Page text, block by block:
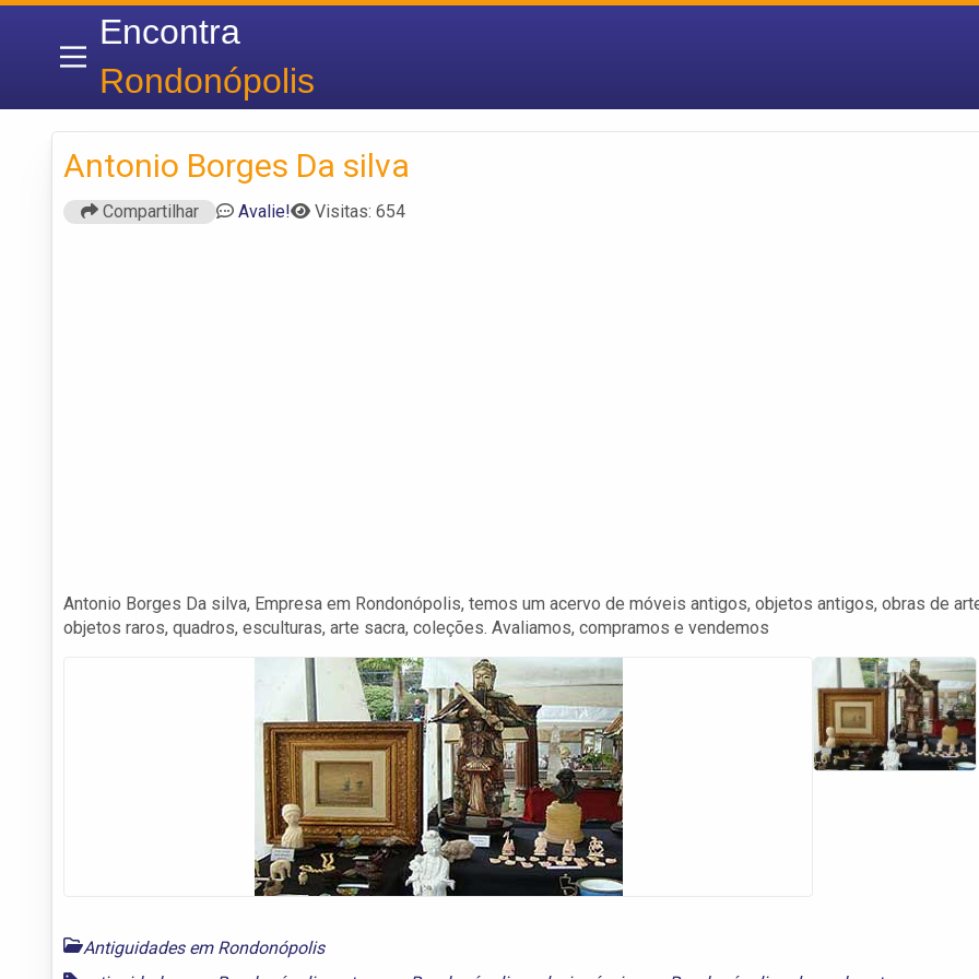
Encontra
Rondonópolis
Antonio Borges Da silva
Compartilhar Avalie! Visitas: 654
Antonio Borges Da silva, Empresa em Rondonópolis, temos um acervo de móveis antigos, objetos antigos, obras de
objetos raros, quadros, esculturas, arte sacra, coleções. Avaliamos, compramos e vendemos
Antiguidades em Rondonópolis